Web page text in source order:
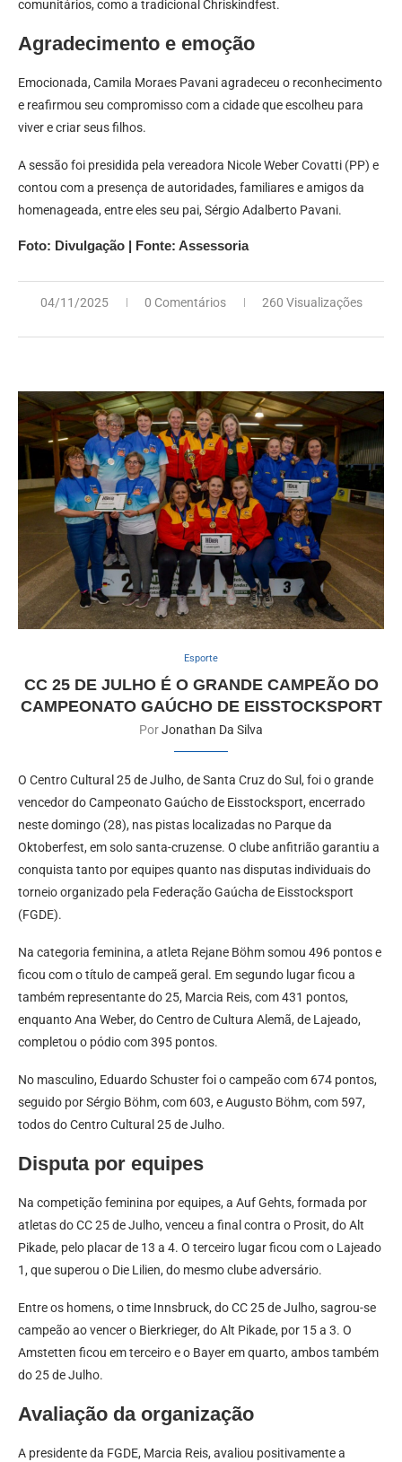
comunitários, como a tradicional Chriskindfest.
Agradecimento e emoção
Emocionada, Camila Moraes Pavani agradeceu o reconhecimento
e reafirmou seu compromisso com a cidade que escolheu para
viver e criar seus filhos.
A sessão foi presidida pela vereadora Nicole Weber Covatti (PP) e
contou com a presença de autoridades, familiares e amigos da
homenageada, entre eles seu pai, Sérgio Adalberto Pavani.
Foto: Divulgação | Fonte: Assessoria
04/11/2025 0 Comentários 260 Visualizações
Esporte
CC 25 DE JULHO É O GRANDE CAMPEÃO DO
CAMPEONATO GAÚCHO DE EISSTOCKSPORT
PorJonathan Da Silva
O Centro Cultural 25 de Julho, de Santa Cruz do Sul, foi o grande
vencedor do Campeonato Gaúcho de Eisstocksport, encerrado
neste domingo (28), nas pistas localizadas no Parque da
Oktoberfest, em solo santa-cruzense. O clube anfitrião garantiu a
conquista tanto por equipes quanto nas disputas individuais do
torneio organizado pela Federação Gaúcha de Eisstocksport
(FGDE).
Na categoria feminina, a atleta Rejane Böhm somou 496 pontos e
ficou com o título de campeã geral. Em segundo lugar ficou a
também representante do 25, Marcia Reis, com 431 pontos,
enquanto Ana Weber, do Centro de Cultura Alemã, de Lajeado,
completou o pódio com 395 pontos.
No masculino, Eduardo Schuster foi o campeão com 674 pontos,
seguido por Sérgio Böhm, com 603, e Augusto Böhm, com 597,
todos do Centro Cultural 25 de Julho.
Disputa por equipes
Na competição feminina por equipes, a Auf Gehts, formada por
atletas do CC 25 de Julho, venceu a final contra o Prosit, do Alt
Pikade, pelo placar de 13 a 4. O terceiro lugar ficou com o Lajeado
1, que superou o Die Lilien, do mesmo clube adversário.
Entre os homens, o time Innsbruck, do CC 25 de Julho, sagrou-se
campeão ao vencer o Bierkrieger, do Alt Pikade, por 15 a 3. O
Amstetten ficou em terceiro e o Bayer em quarto, ambos também
do 25 de Julho.
Avaliação da organização
A presidente da FGDE, Marcia Reis, avaliou positivamente a